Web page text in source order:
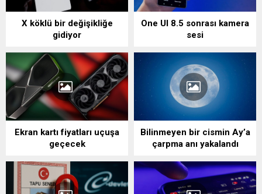
X köklü bir değişikliğe
gidiyor
One UI 8.5 sonrası kamera
sesi
Ekran kartı fiyatları uçuşa
geçecek
Bilinmeyen bir cismin Ay’a
çarpma anı yakalandı